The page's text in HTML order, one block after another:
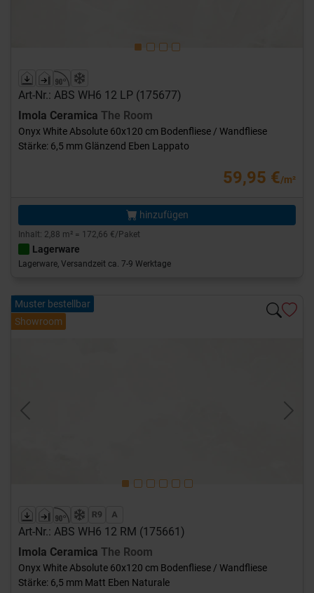
Art-Nr.: ABS WH6 12 LP (175677)
Imola Ceramica The Room
Onyx White Absolute 60x120 cm Bodenfliese / Wandfliese
Stärke: 6,5 mm Glänzend Eben Lappato
59,95 €/m²
hinzufügen
Inhalt: 2,88 m² = 172,66 €/Paket
Lagerware
Lagerware, Versandzeit ca. 7-9 Werktage
Muster bestellbar
Showroom
Previous Next
Art-Nr.: ABS WH6 12 RM (175661)
Imola Ceramica The Room
Onyx White Absolute 60x120 cm Bodenfliese / Wandfliese
Stärke: 6,5 mm Matt Eben Naturale